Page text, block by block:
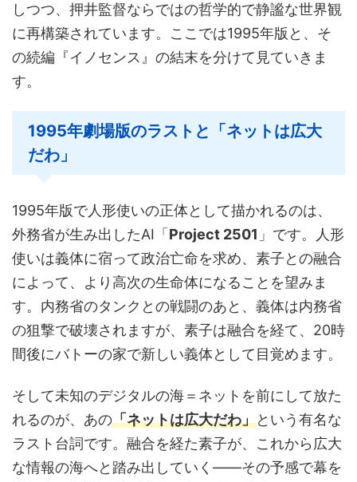
しつつ、押井監督ならではの哲学的で静謐な世界観
に再構築されています。ここでは1995年版と、そ
の続編『イノセンス』の結末を分けて見ていきま
す。
1995年劇場版のラストと「ネットは広大
だわ」
1995年版で人形使いの正体として描かれるのは、
外務省が生み出したAI「 Project 2501 」です。人形
使いは義体に宿って政治亡命を求め、素子との融合
によって、より高次の生命体になることを望みま
す。内務省のタンクとの戦闘のあと、義体は内務省
の狙撃で破壊されますが、素子は融合を経て、20時
間後にバトーの家で新しい義体として目覚めます。
そして未知のデジタルの海＝ネットを前にして放た
れるのが、あの「ネットは広大だわ」という有名な
ラスト台詞です。融合を経た素子が、これから広大
な情報の海へと踏み出していく——その予感で幕を